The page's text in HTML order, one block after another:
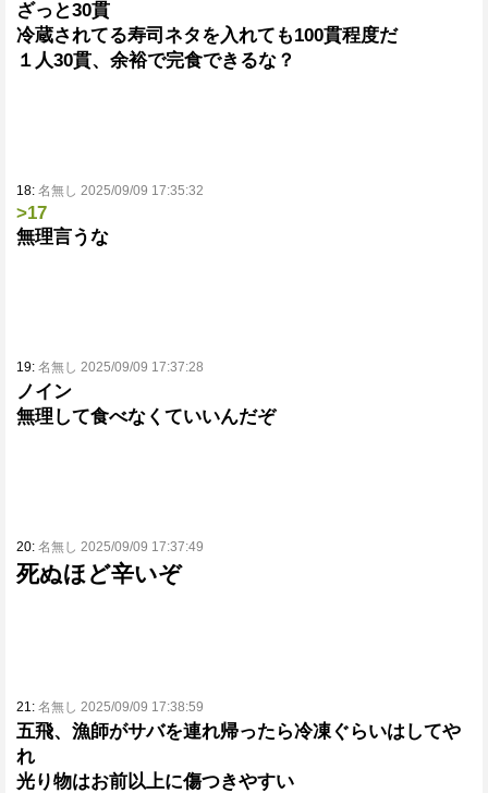
ざっと30貫
冷蔵されてる寿司ネタを入れても100貫程度だ
１人30貫、余裕で完食できるな？
18: 名無し 2025/09/09 17:35:32
>17
無理言うな
19: 名無し 2025/09/09 17:37:28
ノイン
無理して食べなくていいんだぞ
20: 名無し 2025/09/09 17:37:49
死ぬほど辛いぞ
21: 名無し 2025/09/09 17:38:59
五飛、漁師がサバを連れ帰ったら冷凍ぐらいはしてや
れ
光り物はお前以上に傷つきやすい